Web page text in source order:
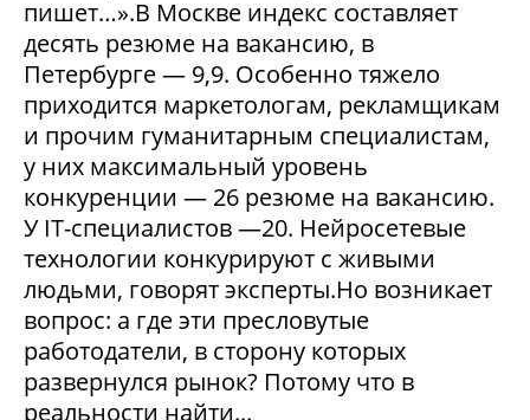
пишет…».В Москве индекс составляет
десять резюме на вакансию, в
Петербурге — 9,9. Особенно тяжело
приходится маркетологам, рекламщикам
и прочим гуманитарным специалистам,
у них максимальный уровень
конкуренции — 26 резюме на вакансию.
У IT-специалистов —20. Нейросетевые
технологии конкурируют с живыми
людьми, говорят эксперты.Но возникает
вопрос: а где эти пресловутые
работодатели, в сторону которых
развернулся рынок? Потому что в
реальности найти...